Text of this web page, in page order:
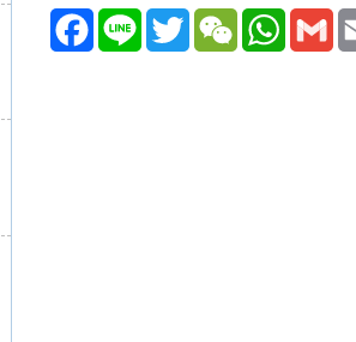
Facebook
Line TwitterWeChat